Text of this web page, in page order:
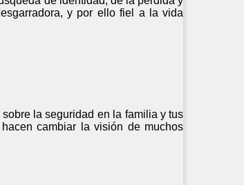
y por ello fiel a la vida
la seguridad en la familia y tus
cambiar la visión de muchos